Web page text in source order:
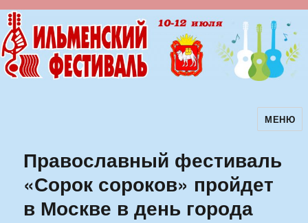
Ильменский фестиваль авторскойМЕНЮ
Православный фестиваль
«Сорок сороков» пройдет
в Москве в день города